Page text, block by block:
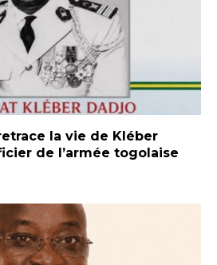
la vie de Kléber
de l’armée togolaise